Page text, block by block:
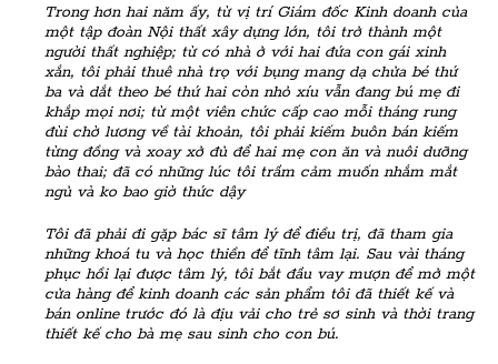
Trong hơn hai năm ấy, từ vị trí Giám đốc Kinh doanh của
một tập đoàn Nội thất xây dựng lớn, tôi trở thành một
người thất nghiệp; từ có nhà ở với hai đứa con gái xinh
xắn, tôi phải thuê nhà trọ với bụng mang dạ chửa bé thứ
ba và dắt theo bé thứ hai còn nhỏ xíu vẫn đang bú mẹ đi
khắp mọi nơi; từ một viên chức cấp cao mỗi tháng rung
đùi chờ lương về tài khoản, tôi phải kiếm buôn bán kiếm
từng đồng và xoay xở đủ để hai mẹ con ăn và nuôi dưỡng
bào thai; đã có những lúc tôi trầm cảm muốn nhắm mắt
ngủ và ko bao giờ thức dậy
Tôi đã phải đi gặp bác sĩ tâm lý để điều trị, đã tham gia
những khoá tu và học thiền để tĩnh tâm lại. Sau vài tháng
phục hồi lại được tâm lý, tôi bắt đầu vay mượn để mở một
cửa hàng để kinh doanh các sản phẩm tôi đã thiết kế và
bán online trước đó là địu vải cho trẻ sơ sinh và thời trang
thiết kế cho bà mẹ sau sinh cho con bú.